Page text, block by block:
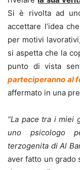
Si è rivolta ad
accettare l’idea
per motivi
si aspetta che la
punto di vista
parteciperanno al
affermato in una
“La pace tra i miei
uno psicologo
terzogenita di Al
aver fatto un grado